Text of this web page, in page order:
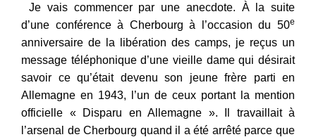
Je vais commencer par une anecdote. À la suite
d’une conférence à Cherbourg à l’occasion du 50e
anniversaire de la libération des camps, je reçus un
message téléphonique d’une vieille dame qui désirait
savoir ce qu’était devenu son jeune frère parti en
Allemagne en 1943, l’un de ceux portant la mention
officielle « Disparu en Allemagne ». Il travaillait à
l’arsenal de Cherbourg quand il a été arrêté parce que